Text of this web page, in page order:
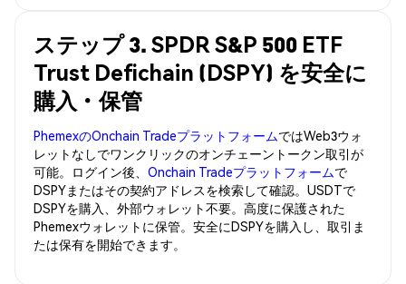
ステップ 3. SPDR S&P 500 ETF
Trust Defichain (DSPY) を安全に
購入・保管
PhemexのOnchain TradeプラットフォームではWeb3ウォ
レットなしでワンクリックのオンチェーントークン取引が
可能。ログイン後、 Onchain Tradeプラットフォームで
DSPYまたはその契約アドレスを検索して確認。USDTで
DSPYを購入、外部ウォレット不要。高度に保護された
Phemexウォレットに保管。安全にDSPYを購入し、取引ま
たは保有を開始できます。